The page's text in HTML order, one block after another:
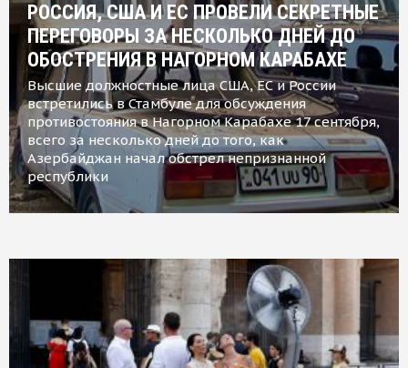
РОССИЯ, США И ЕС ПРОВЕЛИ СЕКРЕТНЫЕ
ПЕРЕГОВОРЫ ЗА НЕСКОЛЬКО ДНЕЙ ДО
ОБОСТРЕНИЯ В НАГОРНОМ КАРАБАХЕ
Высшие должностные лица США, ЕС и России
встретились в Стамбуле для обсуждения
противостояния в Нагорном Карабахе 17 сентября,
всего за несколько дней до того, как
Азербайджан начал обстрел непризнанной
республики